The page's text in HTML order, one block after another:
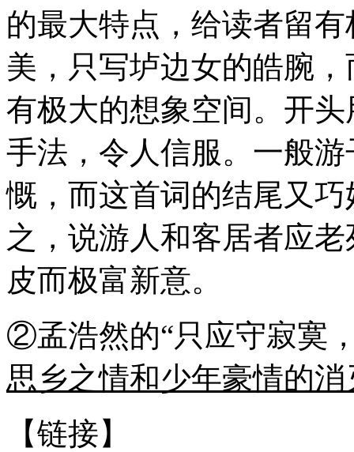
的最大特点，给读者留
美，只写垆边女的皓腕
有极大的想象空间。开
手法，令人信服。一般
慨，而这首词的结尾又
之，说游人和客居者应
皮而极富新意。
②孟浩然的“只应守寂寞
思乡之情和少年豪情的消
【链接】